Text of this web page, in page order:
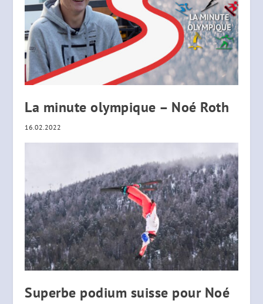
La minute olympique – Noé Roth
16.02.2022
Superbe podium suisse pour Noé